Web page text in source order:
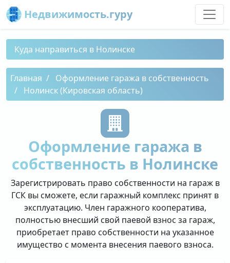
Недвижимость.гуру
Куда направиться в Нолинске
Главная
Оформление гаража в собственность
Нолинск (Кировская область)
Оформление гаража в
собственность в Нолинске
Зарегистрировать право собственности на гараж в
ГСК вы сможете, если гаражный комплекс принят в
эксплуатацию. Член гаражного кооператива,
полностью внесший свой паевой взнос за гараж,
приобретает право собственности на указанное
имущество с момента внесения паевого взноса.